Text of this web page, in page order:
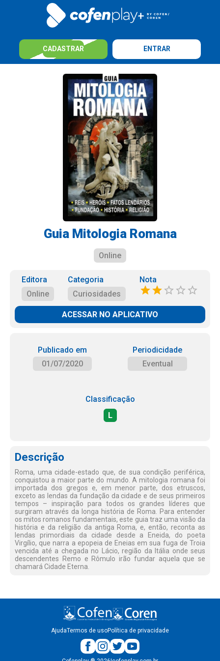
CADASTRAR ENTRAR
Guia Mitologia Romana
Online
Editora
Online
Categoria
Curiosidades
Nota
ACESSAR NO APLICATIVO
Publicado em
01/07/2020
Periodicidade
Eventual
Classificação
L
Descrição
Roma, uma cidade-estado que, de sua condição periférica,
conquistou a maior parte do mundo. A mitologia romana foi
importada dos gregos e, em menor parte, dos etruscos,
exceto as lendas da fundação da cidade e de seus primeiros
tempos – inspiração para todos os grandes líderes que
surgiram através da longa história de Roma. Para entender
os mitos romanos fundamentais, este guia traz uma visão da
história e da religião da antiga Roma, e, então, reconta as
lendas primordiais da cidade desde a Eneida, do poeta
Virgílio, que narra a epopeia de Eneias em sua fuga de Troia
vencida até a chegada no Lácio, região da Itália onde seus
descendentes Remo e Rômulo irão fundar aquela que se
chamará Cidade Eterna.
AjudaTermos de usoPolítica de privacidade